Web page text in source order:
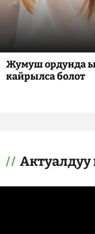
Жумуш ордунда
кайрылса болот
Актуалдуу